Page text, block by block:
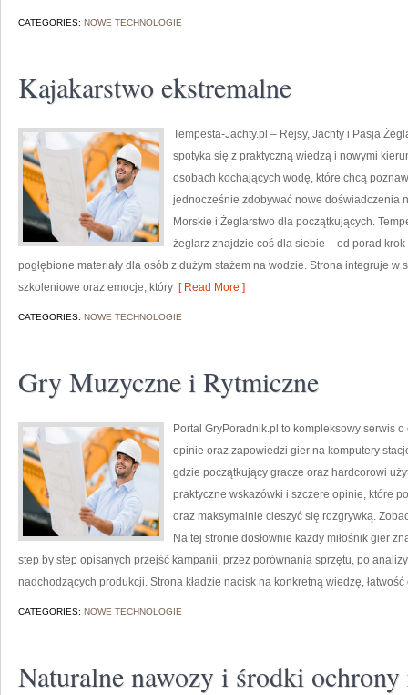
CATEGORIES: NOWE TECHNOLOGIE
Kajakarstwo ekstremalne
Tempesta-Jachty.pl – Rejsy, Jachty i Pasja
spotyka się z praktyczną wiedzą i nowymi
osobach kochających wodę, które chcą
jednocześnie zdobywać nowe doświadczenia
Morskie i Żeglarstwo dla początkujących.
żeglarz znajdzie coś dla siebie – od porad
pogłębione materiały dla osób z dużym stażem na wodzie. Strona integruje w
szkoleniowe oraz emocje, który [ Read More ]
CATEGORIES: NOWE TECHNOLOGIE
Gry Muzyczne i Rytmiczne
Portal GryPoradnik.pl to kompleksowy serwis
opinie oraz zapowiedzi gier na komputery
gdzie początkujący gracze oraz hardcorowi
praktyczne wskazówki i szczere opinie, które
oraz maksymalnie cieszyć się rozgrywką.
Na tej stronie dosłownie każdy miłośnik gier
step by step opisanych przejść kampanii, przez porównania sprzętu, po
nadchodzących produkcji. Strona kładzie nacisk na konkretną wiedzę,
CATEGORIES: NOWE TECHNOLOGIE
Naturalne nawozy i środki